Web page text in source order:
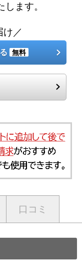
ます。
け／
無料
口コミ